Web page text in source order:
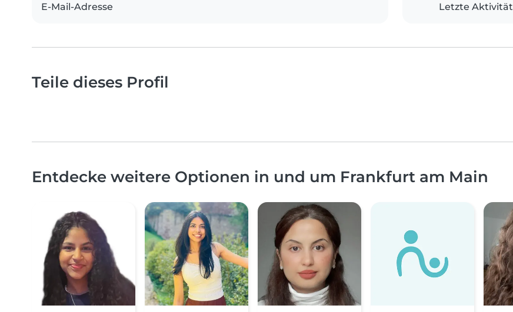
E-Mail-Adresse Letzte Aktivität
Teile dieses Profil
Entdecke weitere Optionen in und um Frankfurt am Main